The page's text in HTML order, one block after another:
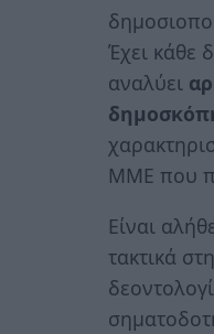
Έχει κάθε
αναλύει
ΜΜΕ που
Είναι
τακτικά